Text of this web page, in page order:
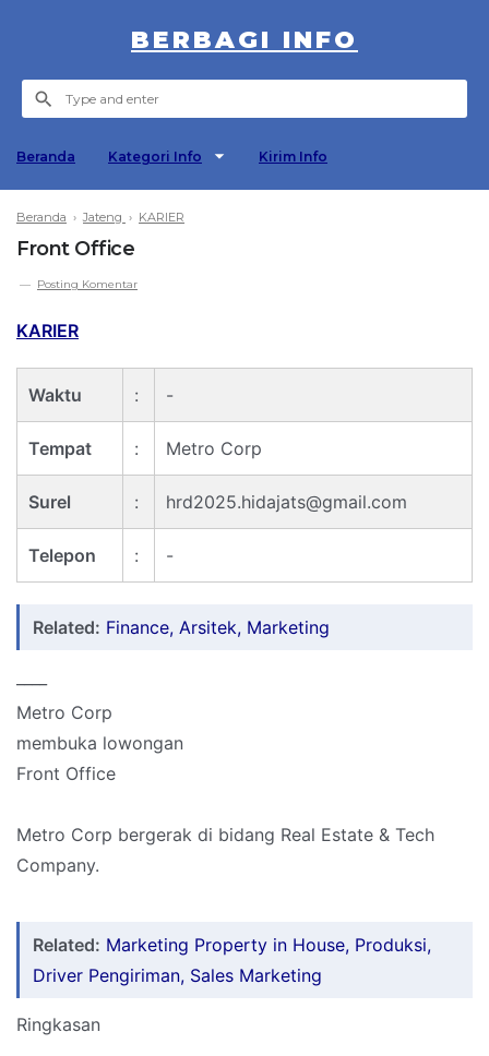
BERBAGI INFO
Beranda Kategori Info Kirim Info
Beranda ›Jateng › KARIER
Front Office
Posting Komentar
KARIER
Waktu : -
Tempat : Metro Corp
Surel : hrd2025.hidajats@gmail.com
Telepon : -
Related: Finance, Arsitek, Marketing
Metro Corp
membuka lowongan
Front Office
Metro Corp bergerak di bidang Real Estate & Tech
Company.
Related: Marketing Property in House, Produksi,
Driver Pengiriman, Sales Marketing
Ringkasan